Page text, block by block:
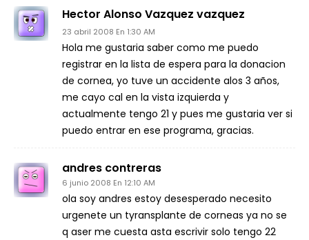
Hector Alonso Vazquez vazquez
23 abril 2008 En 1:30 AM
Hola me gustaria saber como me puedo
registrar en la lista de espera para la donacion
de cornea, yo tuve un accidente alos 3 años,
me cayo cal en la vista izquierda y
actualmente tengo 21 y pues me gustaria ver si
puedo entrar en ese programa, gracias.
andres contreras
6 junio 2008 En 12:10 AM
ola soy andres estoy desesperado necesito
urgenete un tyransplante de corneas ya no se
q aser me cuesta asta escrivir solo tengo 22